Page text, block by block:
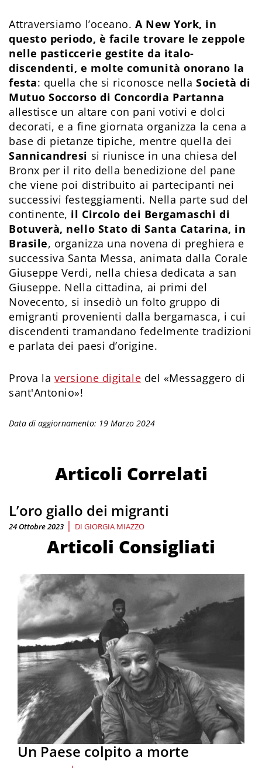
Attraversiamo l’oceano. A New York, in
questo periodo, è facile trovare le zeppole
nelle pasticcerie gestite da italo-
discendenti, e molte comunità onorano la
festa: quella che si riconosce nella Società di
Mutuo Soccorso di Concordia Partanna
allestisce un altare con pani votivi e dolci
decorati, e a fine giornata organizza la cena a
base di pietanze tipiche, mentre quella dei
Sannicandresi si riunisce in una chiesa del
Bronx per il rito della benedizione del pane
che viene poi distribuito ai partecipanti nei
successivi festeggiamenti. Nella parte sud del
continente, il Circolo dei Bergamaschi di
Botuverà, nello Stato di Santa Catarina, in
Brasile, organizza una novena di preghiera e
successiva Santa Messa, animata dalla Corale
Giuseppe Verdi, nella chiesa dedicata a san
Giuseppe. Nella cittadina, ai primi del
Novecento, si insediò un folto gruppo di
emigranti provenienti dalla bergamasca, i cui
discendenti tramandano fedelmente tradizioni
e parlata dei paesi d’origine.
Prova la versione digitale del «Messaggero di
sant'Antonio»!
Data di aggiornamento: 19 Marzo 2024
Articoli Correlati
L’oro giallo dei migranti
24 Ottobre 2023 | DI GIORGIA MIAZZO
Articoli Consigliati
Un Paese colpito a morte